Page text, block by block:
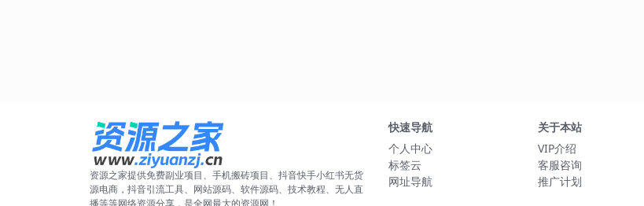
资源之家提供免费副业项目、手机搬砖项目、抖音快手小红书无货
源电商，抖音引流工具、网站源码、软件源码、技术教程、无人直
播等等网络资源分享，是全网最大的资源网！
快速导航
个人中心
标签云
网址导航
关于本站
VIP介绍
客服咨询
推广计划